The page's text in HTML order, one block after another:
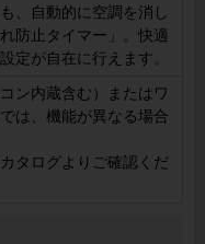
、自動的に空調を消し
防止タイマー」。快適
定が自在に行えます。
ン内蔵含む）またはワ
は、機能が異なる場合
タログよりご確認くだ